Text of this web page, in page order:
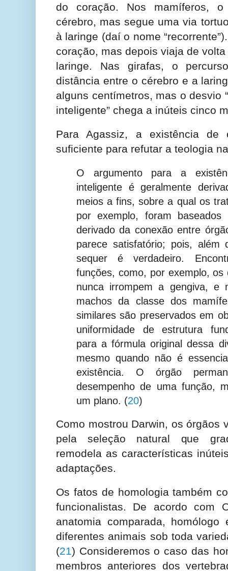
do coração. Nos mamíferos,
cérebro, mas segue uma via
à laringe (daí o nome
coração, mas depois viaja de
laringe. Nas girafas, o
distância entre o cérebro e a
alguns centímetros, mas o desvio
inteligente” chega a inúteis cinco
Para Agassiz, a existência de
suficiente para refutar a teologia
O argumento para a
inteligente é geralmente
meios a fins, sobre a qual os
por exemplo, foram
derivado da conexão entre
parece satisfatório; pois, além
sequer é verdadeiro.
funções, como, por exemplo, os
nunca irrompem a gengiva, e
machos da classe dos
similares são preservados em
uniformidade de estrutura
para a fórmula original dessa
mesmo quando não é
existência. O órgão
desempenho de uma função,
um plano. (20)
Como mostrou Darwin, os órgãos
pela seleção natural que
remodela as características
adaptações.
Os fatos de homologia também
funcionalistas. De acordo com
anatomia comparada,
diferentes animais sob toda
(21) Consideremos o caso das
membros anteriores dos